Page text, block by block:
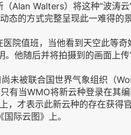
Alan Walters）将这种“波涛
态的方式完整呈现此一难得的景
院值班，当他看到天空此等奇
他随后并将拍摄到的画面上传
尚未被联合国世界气象组织（
有当WMO将新云种登录在其编
，才表示此新云种的存在获得
际云图》上。